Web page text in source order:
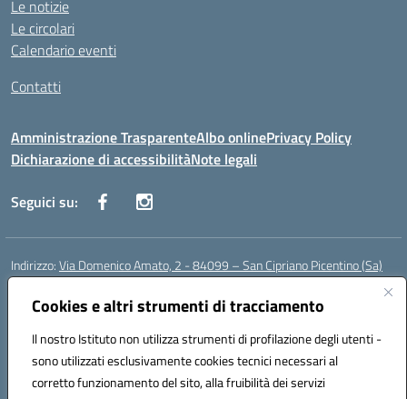
Cookies e altri strumenti di tracciamento
Il nostro Istituto non utilizza strumenti di profilazione degli utenti -
sono utilizzati esclusivamente cookies tecnici necessari al
corretto funzionamento del sito, alla fruibilità dei servizi
Le notizie
Le circolari
Calendario eventi
Contatti
Amministrazione TrasparenteAlbo onlinePrivacy Policy
Dichiarazione di accessibilitàNote legali
Seguici su:
Indirizzo:Via Domenico Amato, 2 - 84099 – San Cipriano Picentino (Sa)
Centralino:
Posta elettronica certificata (PEC):saic87700c@pec.istruzione.it
Codice fiscale: 95075020651
Codice meccanografico:SAIC87700C
Codice Indice delle Pubbliche Amministrazioni (IPA): istsc_saic87700c
Codice unico di fatturazione (CUF): UFBWH2